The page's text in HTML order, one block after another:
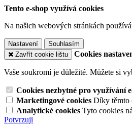
Tento e-shop využívá cookies
Na našich webových stránkách
Nastavení
Souhlasím
Zavřít cookie lištu
Cookies
Vaše soukromí je důležité. Můžete si
Cookies nezbytné pro využívání
Marketingové cookies Díky těmto
Analytické cookies Tyto cookies
Potvrzuji